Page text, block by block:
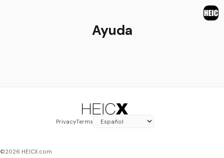
Ayuda
PrivacyTerms
©️2026 HEICX.com